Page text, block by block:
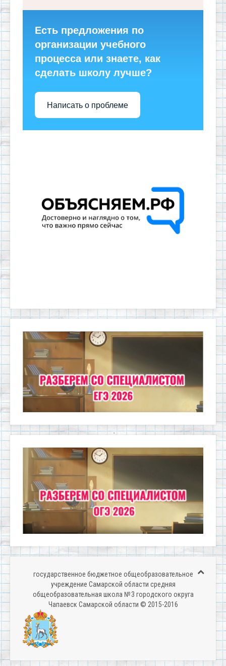
Есть предложения по
организации учебного
процесса или знаете, как
сделать школу лучше?
Написать о проблеме
государственное бюджетное общеобразовательное
учреждение Самарской области средняя
общеобразовательная школа № 3 городского округа
Чапаевск Самарской области © 2015-2016